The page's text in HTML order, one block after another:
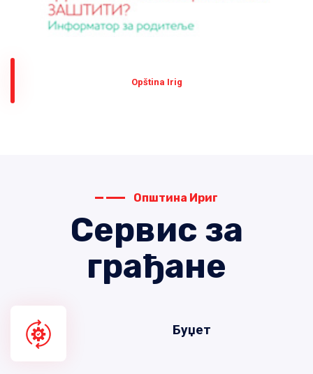
Оpština Irig
Општина Ириг
Сервис за
грађане
Буџет